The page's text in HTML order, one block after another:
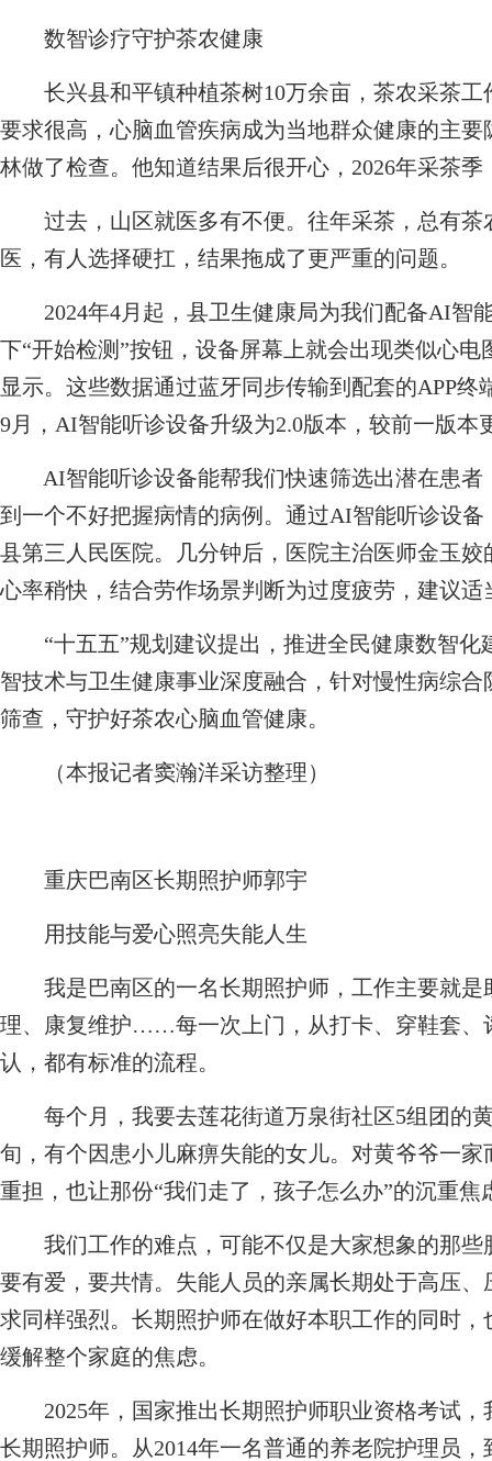
数智诊疗守护茶农健康
长兴县和平镇种植茶树10万余亩，茶农采茶工
要求很高，心脑血管疾病成为当地群众健康的主
林做了检查。他知道结果后很开心，2026年采茶
过去，山区就医多有不便。往年采茶，总有茶
医，有人选择硬扛，结果拖成了更严重的问题。
2024年4月起，县卫生健康局为我们配备AI智
下“开始检测”按钮，设备屏幕上就会出现类似心
显示。这些数据通过蓝牙同步传输到配套的APP
9月，AI智能听诊设备升级为2.0版本，较前一版本
AI智能听诊设备能帮我们快速筛选出潜在患者
到一个不好把握病情的病例。通过AI智能听诊设
县第三人民医院。几分钟后，医院主治医师金玉
心率稍快，结合劳作场景判断为过度疲劳，建议适
“十五五”规划建议提出，推进全民健康数智化
智技术与卫生健康事业深度融合，针对慢性病综
筛查，守护好茶农心脑血管健康。
（本报记者窦瀚洋采访整理）
重庆巴南区长期照护师郭宇
用技能与爱心照亮失能人生
我是巴南区的一名长期照护师，工作主要就是
理、康复维护……每一次上门，从打卡、穿鞋套、
认，都有标准的流程。
每个月，我要去莲花街道万泉街社区5组团的
旬，有个因患小儿麻痹失能的女儿。对黄爷爷一
重担，也让那份“我们走了，孩子怎么办”的沉重焦
我们工作的难点，可能不仅是大家想象的那些
要有爱，要共情。失能人员的亲属长期处于高压
求同样强烈。长期照护师在做好本职工作的同时
缓解整个家庭的焦虑。
2025年，国家推出长期照护师职业资格考试，
长期照护师。从2014年一名普通的养老院护理员